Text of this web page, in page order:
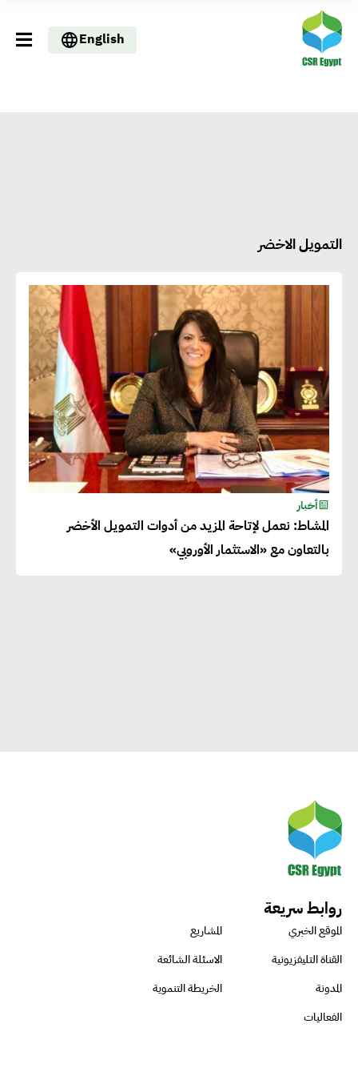
English
التمويل الاخضر
أخبار
المشاط: نعمل لإتاحة المزيد من أدوات التمويل الأخضر
بالتعاون مع «الاستثمار الأوروبي»
روابط سريعة
الموقع الخبري
المشاريع
القناة التليفزيونية
الاسئلة الشائعة
المدونة
الخريطة التنموية
الفعاليات